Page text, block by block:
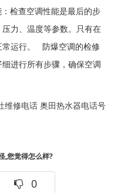
检查空调性能是最后的步
力、温度等参数。只有在
常运行。 防爆空调的检修
进行所有步骤，确保空调
维修电话 奥田热水器电话号
,您觉得怎么样?
0